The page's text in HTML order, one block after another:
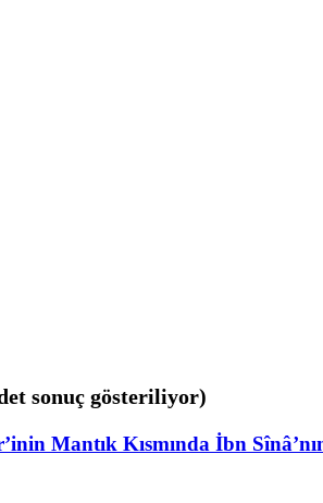
sonuç gösteriliyor)
Mantık Kısmında İbn